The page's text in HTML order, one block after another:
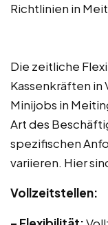
Richtlinien in
Die zeitliche
Kassenkräften
Minijobs in
Art des
spezifischen
variieren. Hier
Vollzeitstellen: